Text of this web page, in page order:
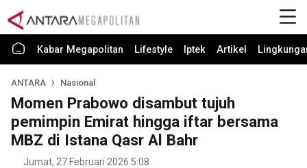
Kabar Megapolitan Lifestyle Iptek Artikel
ANTARA Nasional
Momen Prabowo disambut tujuh
pemimpin Emirat hingga iftar bersama
MBZ di Istana Qasr Al Bahr
Jumat, 27 Februari 2026 5:08